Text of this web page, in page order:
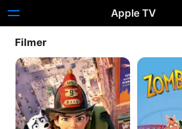
Apple TV
Filmer
Eldsjäl Zombillénium